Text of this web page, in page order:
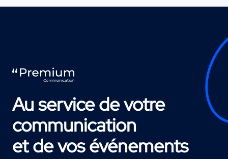
Au service de votre
communication
et de vos événements